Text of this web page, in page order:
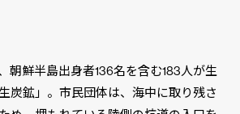
朝鮮半島出身者136名を含む183人が生
炭鉱」。市民団体は、海中に取り残さ